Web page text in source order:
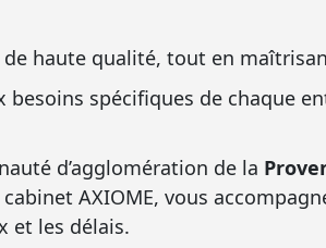
haute qualité, tout en
spécifiques de chaque
d’agglomération de la
AXIOME, vous
et les délais.